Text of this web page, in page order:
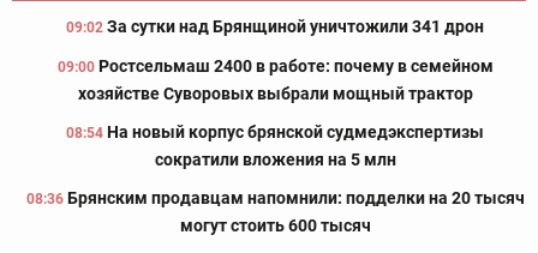
09:02 За сутки над Брянщиной уничтожили 341 дрон
09:00 Ростсельмаш 2400 в работе: почему в семейном
хозяйстве Суворовых выбрали мощный трактор
08:54 На новый корпус брянской судмедэкспертизы
сократили вложения на 5 млн
08:36 Брянским продавцам напомнили: подделки на 20 тысяч
могут стоить 600 тысяч